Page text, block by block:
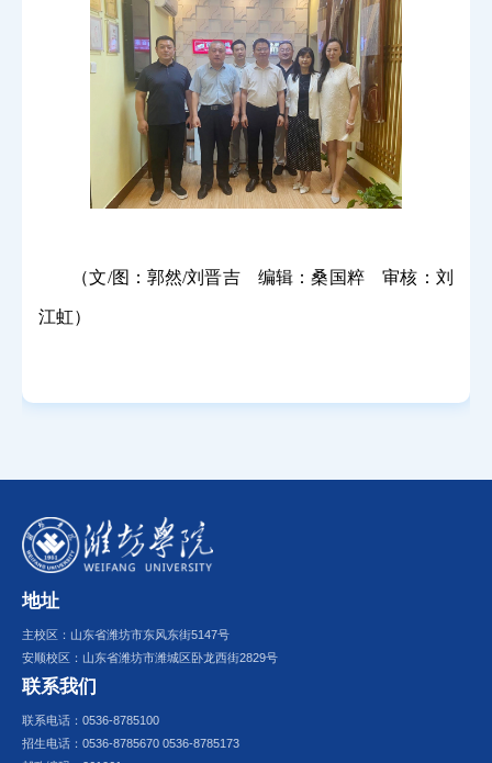
（文/图：郭然/刘晋吉 编辑：桑国粹 审核：刘
江虹）
地址
主校区：山东省潍坊市东风东街5147号
安顺校区：山东省潍坊市潍城区卧龙西街2829号
联系我们
联系电话：0536-8785100
招生电话：0536-8785670 0536-8785173